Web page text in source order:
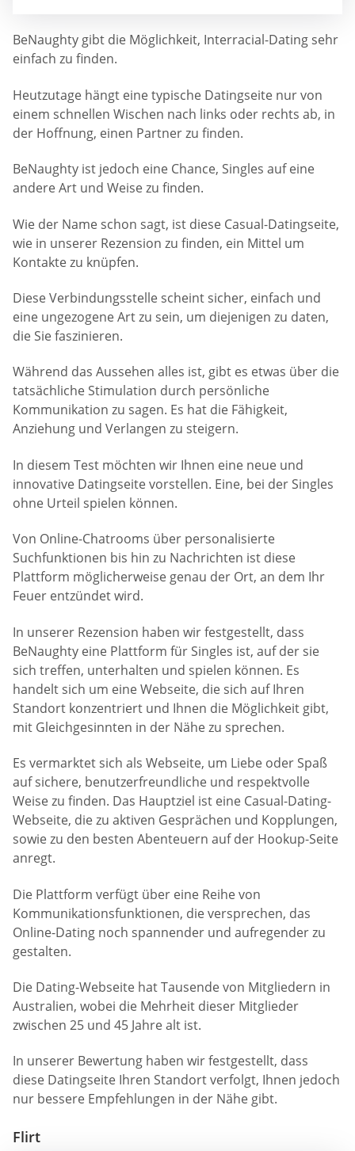
BeNaughty gibt die Möglichkeit, Interracial-Dating sehr
einfach zu finden.
Heutzutage hängt eine typische Datingseite nur von
einem schnellen Wischen nach links oder rechts ab, in
der Hoffnung, einen Partner zu finden.
BeNaughty ist jedoch eine Chance, Singles auf eine
andere Art und Weise zu finden.
Wie der Name schon sagt, ist diese Casual-Datingseite,
wie in unserer Rezension zu finden, ein Mittel um
Kontakte zu knüpfen.
Diese Verbindungsstelle scheint sicher, einfach und
eine ungezogene Art zu sein, um diejenigen zu daten,
die Sie faszinieren.
Während das Aussehen alles ist, gibt es etwas über die
tatsächliche Stimulation durch persönliche
Kommunikation zu sagen. Es hat die Fähigkeit,
Anziehung und Verlangen zu steigern.
In diesem Test möchten wir Ihnen eine neue und
innovative Datingseite vorstellen. Eine, bei der Singles
ohne Urteil spielen können.
Von Online-Chatrooms über personalisierte
Suchfunktionen bis hin zu Nachrichten ist diese
Plattform möglicherweise genau der Ort, an dem Ihr
Feuer entzündet wird.
In unserer Rezension haben wir festgestellt, dass
BeNaughty eine Plattform für Singles ist, auf der sie
sich treffen, unterhalten und spielen können. Es
handelt sich um eine Webseite, die sich auf Ihren
Standort konzentriert und Ihnen die Möglichkeit gibt,
mit Gleichgesinnten in der Nähe zu sprechen.
Es vermarktet sich als Webseite, um Liebe oder Spaß
auf sichere, benutzerfreundliche und respektvolle
Weise zu finden. Das Hauptziel ist eine Casual-Dating-
Webseite, die zu aktiven Gesprächen und Kopplungen,
sowie zu den besten Abenteuern auf der Hookup-Seite
anregt.
Die Plattform verfügt über eine Reihe von
Kommunikationsfunktionen, die versprechen, das
Online-Dating noch spannender und aufregender zu
gestalten.
Die Dating-Webseite hat Tausende von Mitgliedern in
Australien, wobei die Mehrheit dieser Mitglieder
zwischen 25 und 45 Jahre alt ist.
In unserer Bewertung haben wir festgestellt, dass
diese Datingseite Ihren Standort verfolgt, Ihnen jedoch
nur bessere Empfehlungen in der Nähe gibt.
Flirt